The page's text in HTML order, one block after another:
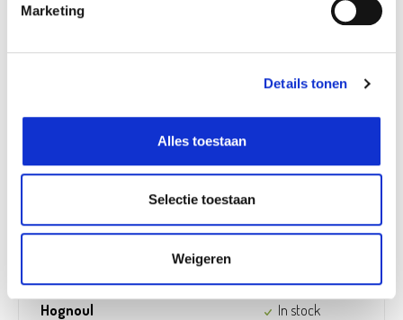
Marketing
Details tonen
Alles toestaan
Selectie toestaan
Weigeren
Opérateur économique responsable dans !
Ekeren
In stock
Gouvy
In stock
Hognoul
In stock